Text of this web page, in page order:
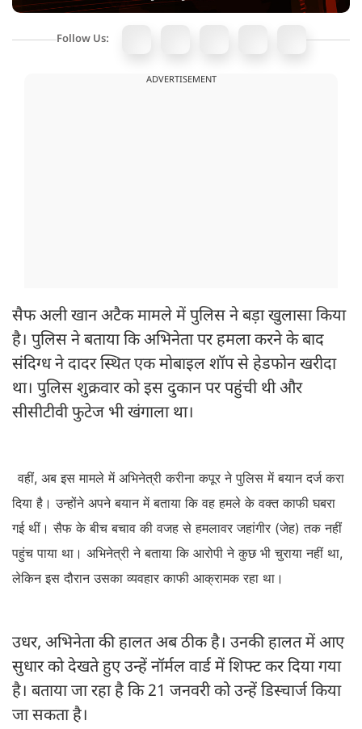
Follow Us:
ADVERTISEMENT
सैफ अली खान अटैक मामले में पुलिस ने बड़ा खुलासा किया
है। पुलिस ने बताया कि अभिनेता पर हमला करने के बाद
संदिग्ध ने दादर स्थित एक मोबाइल शॉप से हेडफोन खरीदा
था। पुलिस शुक्रवार को इस दुकान पर पहुंची थी और
सीसीटीवी फुटेज भी खंगाला था।
वहीं, अब इस मामले में अभिनेत्री करीना कपूर ने पुलिस में बयान दर्ज करा
दिया है। उन्होंने अपने बयान में बताया कि वह हमले के वक्त काफी घबरा
गई थीं। सैफ के बीच बचाव की वजह से हमलावर जहांगीर (जेह) तक नहीं
पहुंच पाया था। अभिनेत्री ने बताया कि आरोपी ने कुछ भी चुराया नहीं था,
लेकिन इस दौरान उसका व्यवहार काफी आक्रामक रहा था।
उधर, अभिनेता की हालत अब ठीक है। उनकी हालत में आए
सुधार को देखते हुए उन्हें नॉर्मल वार्ड में शिफ्ट कर दिया गया
है। बताया जा रहा है कि 21 जनवरी को उन्हें डिस्चार्ज किया
जा सकता है।